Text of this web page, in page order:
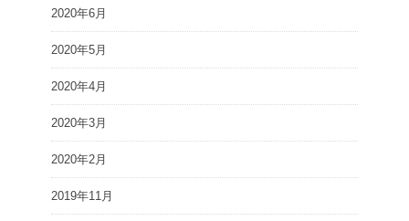
2020年6月
2020年5月
2020年4月
2020年3月
2020年2月
2019年11月